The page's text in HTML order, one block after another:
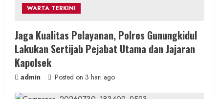
WARTA TERKINI
Jaga Kualitas Pelayanan, Polres Gunungkidul
Lakukan Sertijab Pejabat Utama dan Jajaran
Kapolsek
admin Posted on 3 hari ago